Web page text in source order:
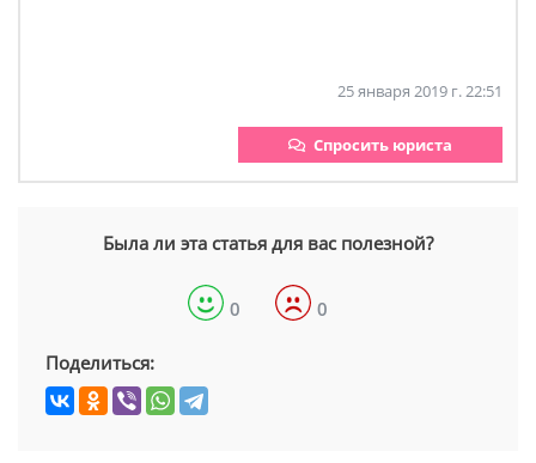
25 января 2019 г. 22:51
Спросить юриста
Была ли эта статья для вас полезной?
0 0
Поделиться: